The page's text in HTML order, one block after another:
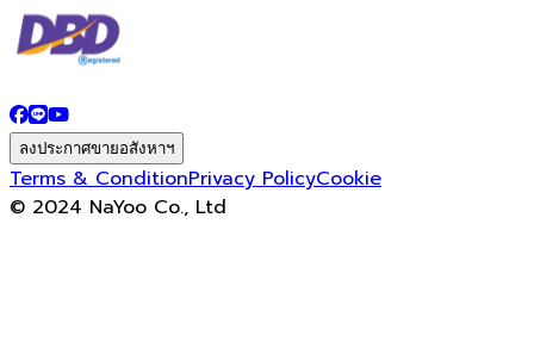
ลงประกาศขายอสังหาฯ
Terms & ConditionPrivacy PolicyCookie
© 2024 NaYoo Co., Ltd